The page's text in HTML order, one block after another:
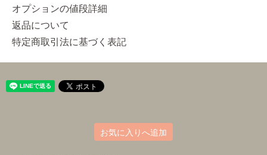
オプションの値段詳細
返品について
特定商取引法に基づく表記
お気に入りへ追加